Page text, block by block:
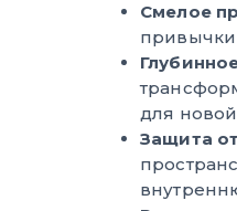
Смелое
для
Защита